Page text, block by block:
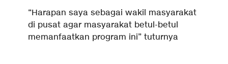
“Harapan saya sebagai wakil masyarakat
di pusat agar masyarakat betul-betul
memanfaatkan program ini” tuturnya